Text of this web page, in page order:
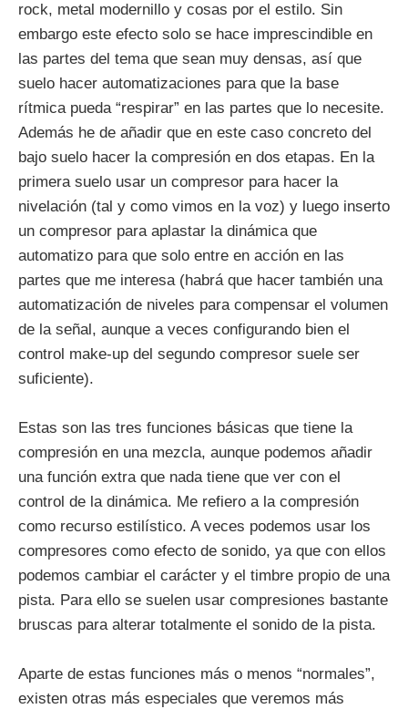
rock, metal modernillo y cosas por el estilo. Sin
embargo este efecto solo se hace imprescindible en
las partes del tema que sean muy densas, así que
suelo hacer automatizaciones para que la base
rítmica pueda “respirar” en las partes que lo necesite.
Además he de añadir que en este caso concreto del
bajo suelo hacer la compresión en dos etapas. En la
primera suelo usar un compresor para hacer la
nivelación (tal y como vimos en la voz) y luego inserto
un compresor para aplastar la dinámica que
automatizo para que solo entre en acción en las
partes que me interesa (habrá que hacer también una
automatización de niveles para compensar el volumen
de la señal, aunque a veces configurando bien el
control make-up del segundo compresor suele ser
suficiente).
Estas son las tres funciones básicas que tiene la
compresión en una mezcla, aunque podemos añadir
una función extra que nada tiene que ver con el
control de la dinámica. Me refiero a la compresión
como recurso estilístico. A veces podemos usar los
compresores como efecto de sonido, ya que con ellos
podemos cambiar el carácter y el timbre propio de una
pista. Para ello se suelen usar compresiones bastante
bruscas para alterar totalmente el sonido de la pista.
Aparte de estas funciones más o menos “normales”,
existen otras más especiales que veremos más